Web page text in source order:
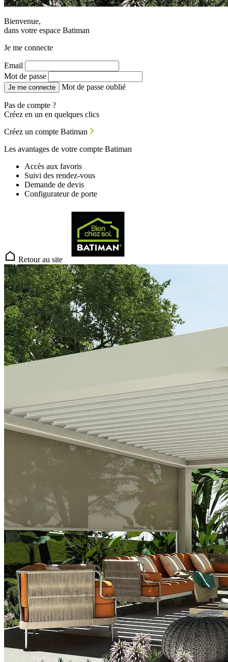
Bienvenue,
dans votre espace Batiman
Je me connecte
Email
Mot de passe
Je me connecte Mot de passe oublié
Pas de compte ?
Créez en un en quelques clics
Créez un compte Batiman
Les avantages de votre compte Batiman
Accès aux favoris
Suivi des rendez-vous
Demande de devis
Configurateur de porte
Retour au site